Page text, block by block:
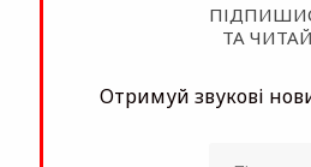
ТА
Отримуй звукові